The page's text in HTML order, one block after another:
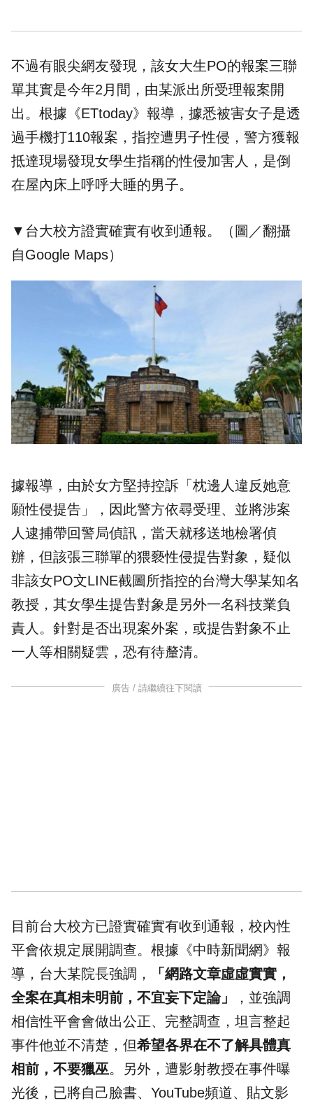
不過有眼尖網友發現，該女大生PO的報案三聯
單其實是今年2月間，由某派出所受理報案開
出。根據《ETtoday》報導，據悉被害女子是透
過手機打110報案，指控遭男子性侵，警方獲報
抵達現場發現女學生指稱的性侵加害人，是倒
在屋內床上呼呼大睡的男子。
▼台大校方證實確實有收到通報。（圖／翻攝
自Google Maps）
據報導，由於女方堅持控訴「枕邊人違反她意
願性侵提告」，因此警方依尋受理、並將涉案
人逮捕帶回警局偵訊，當天就移送地檢署偵
辦，但該張三聯單的猥褻性侵提告對象，疑似
非該女PO文LINE截圖所指控的台灣大學某知名
教授，其女學生提告對象是另外一名科技業負
責人。針對是否出現案外案 ，或提告對象不止
一人等相關疑雲，恐有待釐清。
廣告 / 請繼續往下閱讀
目前台大校方已證實確實有收到通報，校內性
平會依規定展開調查。根據《中時新聞網》報
導，台大某院長強調，
「網路文章虛虛實實，
全案在真相未明前，不宜妄下定論」
，並強調
相信性平會會做出公正、完整調查，坦言整起
事件他並不清楚，但希望各界在不了解具體真
相前，不要獵巫。另外，遭影射教授在事件曝
光後，已將自己臉書、YouTube頻道、貼文影